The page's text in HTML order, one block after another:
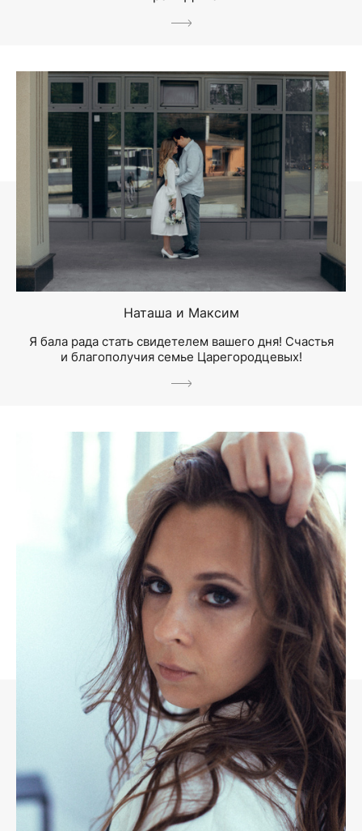
Наташа и Максим
Я бала рада стать свидетелем вашего дня! Счастья
и благополучия семье Царегородцевых!